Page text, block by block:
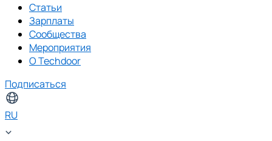
Статьи
Зарплаты
Сообщества
Мероприятия
О Techdoor
Подписаться
RU